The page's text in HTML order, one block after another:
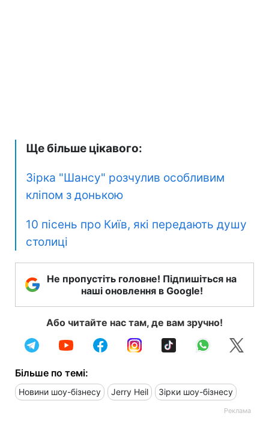
Ще більше цікавого:
Зірка "Шансу" розчулив особливим
кліпом з донькою
10 пісень про Київ, які передають душу
столиці
Не пропустіть головне! Підпишіться на
наші оновлення в Google!
Або читайте нас там, де вам зручно!
Більше по темі:
Новини шоу-бізнесу Jerry Heil Зірки шоу-бізнесу